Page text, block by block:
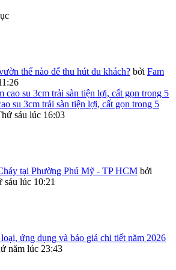
thế nào để thu hút du khách? bởi Fam
su 3cm trải sàn tiện lợi, cất gọn trong 5
sáu lúc 16:03
tại Phường Phú Mỹ - TP HCM bởi
sáu lúc 10:21
ứng dụng và báo giá chi tiết năm 2026
năm lúc 23:43